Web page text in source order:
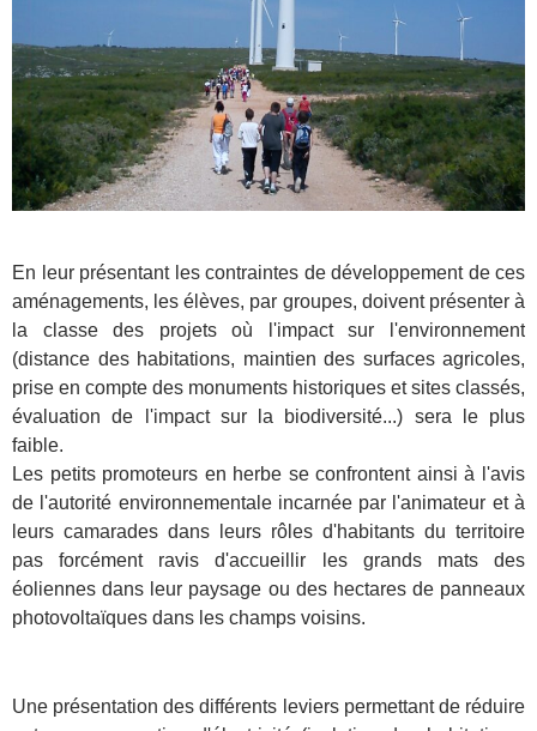
En leur présentant les contraintes de développement de ces
aménagements, les élèves, par groupes, doivent présenter à
la classe des projets où l'impact sur l'environnement
(distance des habitations, maintien des surfaces agricoles,
prise en compte des monuments historiques et sites classés,
évaluation de l'impact sur la biodiversité...) sera le plus
faible.
Les petits promoteurs en herbe se confrontent ainsi à l'avis
de l'autorité environnementale incarnée par l'animateur et à
leurs camarades dans leurs rôles d'habitants du territoire
pas forcément ravis d'accueillir les grands mats des
éoliennes dans leur paysage ou des hectares de panneaux
photovoltaïques dans les champs voisins.
Une présentation des différents leviers permettant de réduire